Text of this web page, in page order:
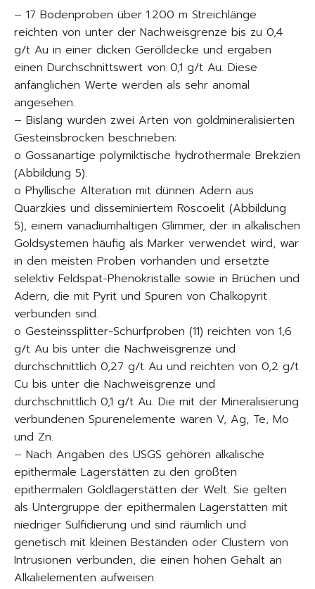
– 17 Bodenproben über 1.200 m Streichlänge
reichten von unter der Nachweisgrenze bis zu 0,4
g/t Au in einer dicken Gerölldecke und ergaben
einen Durchschnittswert von 0,1 g/t Au. Diese
anfänglichen Werte werden als sehr anomal
angesehen.
– Bislang wurden zwei Arten von goldmineralisierten
Gesteinsbrocken beschrieben:
o Gossanartige polymiktische hydrothermale Brekzien
(Abbildung 5).
o Phyllische Alteration mit dünnen Adern aus
Quarzkies und disseminiertem Roscoelit (Abbildung
5), einem vanadiumhaltigen Glimmer, der in alkalischen
Goldsystemen häufig als Marker verwendet wird, war
in den meisten Proben vorhanden und ersetzte
selektiv Feldspat-Phenokristalle sowie in Brüchen und
Adern, die mit Pyrit und Spuren von Chalkopyrit
verbunden sind.
o Gesteinssplitter-Schürfproben (11) reichten von 1,6
g/t Au bis unter die Nachweisgrenze und
durchschnittlich 0,27 g/t Au und reichten von 0,2 g/t
Cu bis unter die Nachweisgrenze und
durchschnittlich 0,1 g/t Au. Die mit der Mineralisierung
verbundenen Spurenelemente waren V, Ag, Te, Mo
und Zn.
– Nach Angaben des USGS gehören alkalische
epithermale Lagerstätten zu den größten
epithermalen Goldlagerstätten der Welt. Sie gelten
als Untergruppe der epithermalen Lagerstätten mit
niedriger Sulfidierung und sind räumlich und
genetisch mit kleinen Beständen oder Clustern von
Intrusionen verbunden, die einen hohen Gehalt an
Alkalielementen aufweisen.